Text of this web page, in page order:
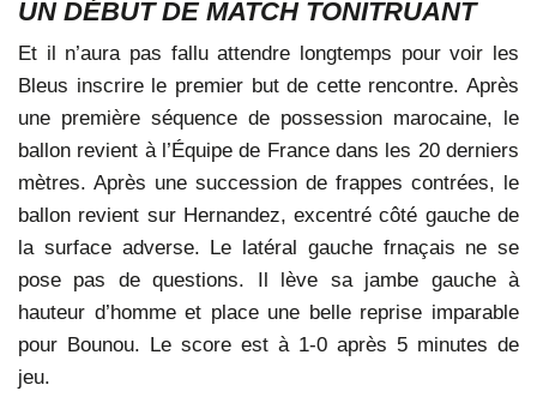
UN DÉBUT DE MATCH TONITRUANT
Et il n’aura pas fallu attendre longtemps pour voir les
Bleus inscrire le premier but de cette rencontre. Après
une première séquence de possession marocaine, le
ballon revient à l’Équipe de France dans les 20 derniers
mètres. Après une succession de frappes contrées, le
ballon revient sur Hernandez, excentré côté gauche de
la surface adverse. Le latéral gauche frnaçais ne se
pose pas de questions. Il lève sa jambe gauche à
hauteur d’homme et place une belle reprise imparable
pour Bounou. Le score est à 1-0 après 5 minutes de
jeu.